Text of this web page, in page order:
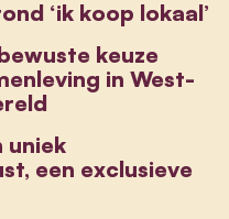
‘ik koop lokaal’
keuze
in West-
uniek
een exclusieve